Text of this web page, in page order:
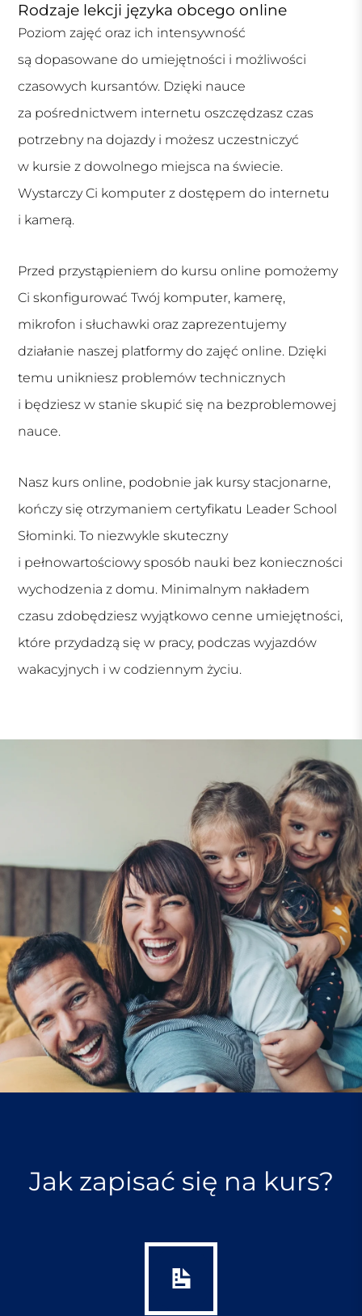
Rodzaje lekcji języka obcego online
Poziom zajęć oraz ich intensywność
są dopasowane do umiejętności i możliwości
czasowych kursantów. Dzięki nauce
za pośrednictwem internetu oszczędzasz czas
potrzebny na dojazdy i możesz uczestniczyć
w kursie z dowolnego miejsca na świecie.
Wystarczy Ci komputer z dostępem do internetu
i kamerą.
Przed przystąpieniem do kursu online pomożemy
Ci skonfigurować Twój komputer, kamerę,
mikrofon i słuchawki oraz zaprezentujemy
działanie naszej platformy do zajęć online. Dzięki
temu unikniesz problemów technicznych
i będziesz w stanie skupić się na bezproblemowej
nauce.
Nasz kurs online, podobnie jak kursy stacjonarne,
kończy się otrzymaniem certyfikatu Leader School
Słominki. To niezwykle skuteczny
i pełnowartościowy sposób nauki bez konieczności
wychodzenia z domu. Minimalnym nakładem
czasu zdobędziesz wyjątkowo cenne umiejętności,
które przydadzą się w pracy, podczas wyjazdów
wakacyjnych i w codziennym życiu.
Jak zapisać się na kurs?